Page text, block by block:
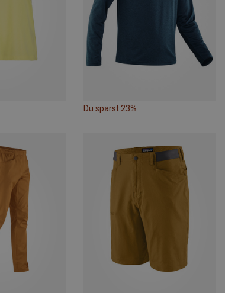
Du sparst 23%